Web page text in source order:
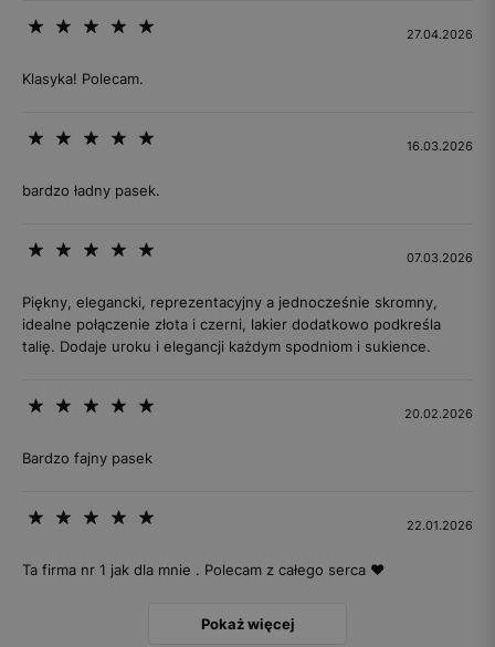
27.04.2026
Klasyka! Polecam.
16.03.2026
bardzo ładny pasek.
07.03.2026
Piękny, elegancki, reprezentacyjny a jednocześnie skromny,
idealne połączenie złota i czerni, lakier dodatkowo podkreśla
talię. Dodaje uroku i elegancji każdym spodniom i sukience.
20.02.2026
Bardzo fajny pasek
22.01.2026
Ta firma nr 1 jak dla mnie . Polecam z całego serca ❤️
Pokaż więcej